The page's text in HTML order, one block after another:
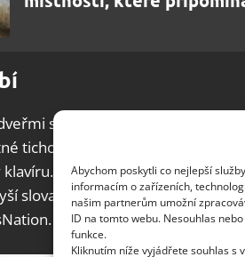
Abychom poskytli co nejlepší
informacím o zařízeních,
našim partnerům umožní
ID na tomto webu. Nesouhlas
funkce.
Kliknutím níže vyjádřete souhlas s
se skrýval zapomenutý svět
ticho, které – jak se Crixovi
Aliz míval pocit, že
slova. Zpočátku tyto jevy